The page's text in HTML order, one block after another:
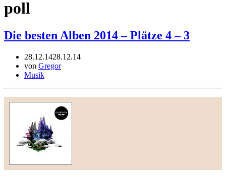
poll
Die besten Alben 2014 – Plätze 4 – 3
28.12.1428.12.14
von Gregor
Musik